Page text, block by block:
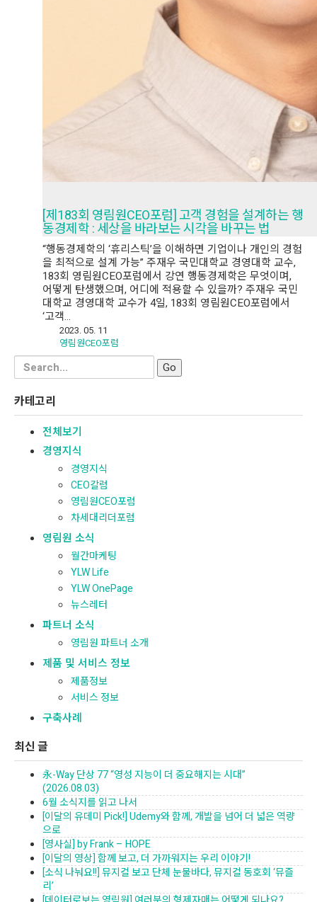
[제183회 영림원CEO포럼] 고객 경험을 설계하는 행
동경제학 : 세상을 바라보는 시각을 바꾸는 법
“행동경제학의 ‘휴리스틱’을 이해하면 기업이나 개인의 경험
을 최적으로 설계 가능” 주재우 국민대학교 경영대학 교수,
183회 영림원CEO포럼에서 강연 행동경제학은 무엇이며,
어떻게 탄생했으며, 어디에 적용할 수 있을까? 주재우 국민
대학교 경영대학 교수가 4일, 183회 영림원CEO포럼에서
‘고객…
2023. 05. 11
영림원CEO포럼
Search
for:
카테고리
전체보기
경영지식
경영지식
CEO칼럼
영림원CEO포럼
차세대리더포럼
영림원 소식
월간마케팅
YLW Life
YLW OnePage
뉴스레터
파트너 소식
영림원 파트너 소개
제품 및 서비스 정보
제품정보
서비스 정보
구축사례
최신 글
永-Way 단상 77 “영성 지능이 더 중요해지는 시대”
(2026.08.03)
6월 소식지를 읽고 나서
[이달의 유데미 Pick!] Udemy와 함께, 개발을 넘어 더 넓은 역량
으로
[영사실] by Frank – HOPE
[이달의 영상] 함께 보고, 더 가까워지는 우리 이야기!
[소식 나눠요!!] 뮤지컬 보고 단체 눈물바다, 뮤지컬 동호회 ‘뮤즐
리’